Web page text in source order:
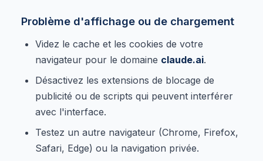
Problème d'affichage ou de chargement
Videz le cache et les cookies de votre
navigateur pour le domaine claude.ai.
Désactivez les extensions de blocage de
publicité ou de scripts qui peuvent interférer
avec l'interface.
Testez un autre navigateur (Chrome, Firefox,
Safari, Edge) ou la navigation privée.